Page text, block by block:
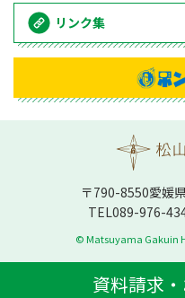
リンク集
〒790-8550愛媛
TEL089-976-
© Matsuyama Gakuin
資料請求